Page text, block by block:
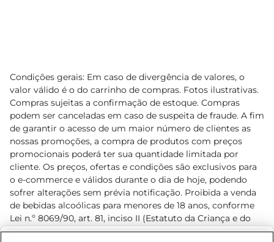
Condições gerais: Em caso de divergência de valores, o
valor válido é o do carrinho de compras. Fotos ilustrativas.
Compras sujeitas a confirmação de estoque. Compras
podem ser canceladas em caso de suspeita de fraude. A fim
de garantir o acesso de um maior número de clientes as
nossas promoções, a compra de produtos com preços
promocionais poderá ter sua quantidade limitada por
cliente. Os preços, ofertas e condições são exclusivos para
o e-commerce e válidos durante o dia de hoje, podendo
sofrer alterações sem prévia notificação. Proibida a venda
de bebidas alcoólicas para menores de 18 anos, conforme
Lei n.º 8069/90, art. 81, inciso II (Estatuto da Criança e do
Adolescente). Preços e condições exclusivos para o